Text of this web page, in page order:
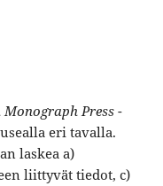
Monograph Press-
eri tavalla.
laskea a)
liittyvät tiedot, c)